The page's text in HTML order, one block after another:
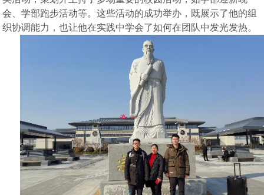
会、学部跑步活动等。这些活动的成功举办，既展示了他的组
织协调能力，也让他在实践中学会了如何在团队中发光发热。